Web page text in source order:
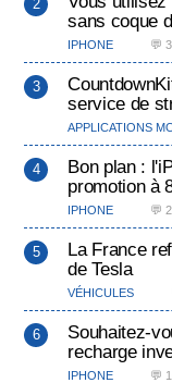
sans coque
IPHONE 💬
service de
APPLICATIONS
Bon plan :
promotion à
IPHONE 💬
La France
de Tesla
VÉHICULES
Souhaitez-
recharge
IPHONE 💬